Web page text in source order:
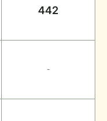
442
-